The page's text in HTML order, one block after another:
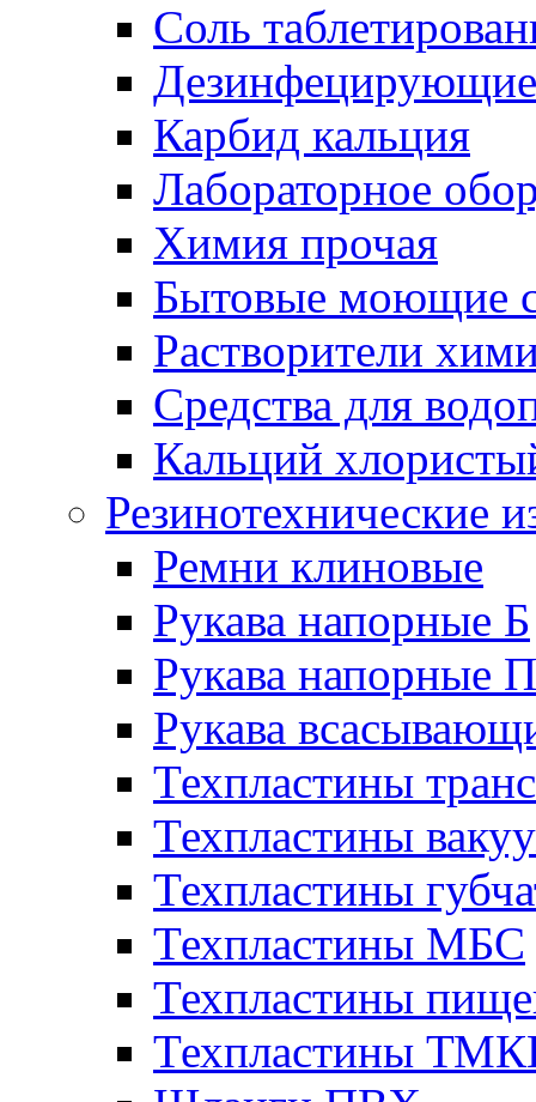
Соль
Дезинфецирующие
Карбид кальция
Лабораторное
Химия прочая
Бытовые моющие
Растворители
Средства для
Кальций
Резинотехнические
Ремни клиновые
Рукава напорные Б
Рукава напорные П
Рукава
Техпластины
Техпластины
Техпластины
Техпластины МБС
Техпластины
Техпластины